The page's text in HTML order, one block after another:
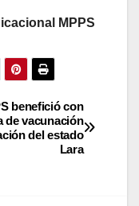
MPPS
benefició con
de vacunación
del estado
Lara